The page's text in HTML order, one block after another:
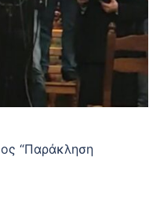
“Παράκληση